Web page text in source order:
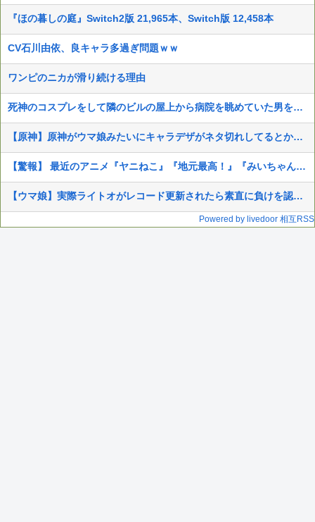
『ほの暮しの庭』Switch2版 21,965本、Switch版 12,458本
CV石川由依、良キャラ多過ぎ問題ｗｗ
ワンピのニカが滑り続ける理由
死神のコスプレをして隣のビルの屋上から病院を眺めていた男を逮捕ｗｗｗ
【原神】原神がウマ娘みたいにキャラデザがネタ切れしてるとか言ってる奴いるんだが、そうなの？
【驚報】 最近のアニメ『ヤニねこ』『地元最高！』『みいちゃんと山田さん』『ドカ食いダイスキ！ もちづきさん』
【ウマ娘】実際ライトオがレコード更新されたら素直に負けを認めて称賛しそうだよな
Powered by livedoor 相互RSS